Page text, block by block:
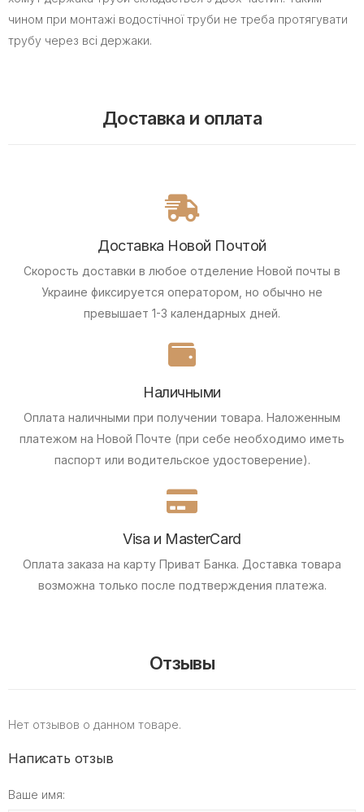
чином при монтажі водостічної труби не треба протягувати
трубу через всі держаки.
Доставка и оплата
Доставка Новой Почтой
Скорость доставки в любое отделение Новой почты в
Украине фиксируется оператором, но обычно не
превышает 1-3 календарных дней.
Наличными
Оплата наличными при получении товара. Наложенным
платежом на Новой Почте (при себе необходимо иметь
паспорт или водительское удостоверение).
Visa и MasterCard
Оплата заказа на карту Приват Банка. Доставка товара
возможна только после подтверждения платежа.
Отзывы
Нет отзывов о данном товаре.
Написать отзыв
Ваше имя: